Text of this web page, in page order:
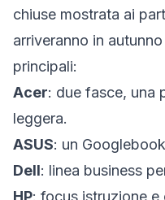
chiuse mostrata ai
arriveranno in
principali:
Acer: due fasce, una
leggera.
ASUS: un
Dell: linea business
HP: focus istruzione e